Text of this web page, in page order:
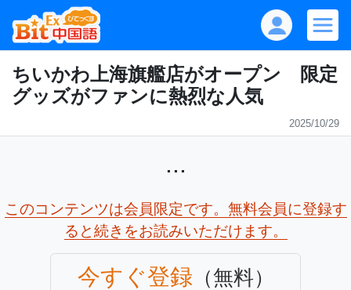
ちいかわ上海旗艦店がオープン 限定
グッズがファンに熱烈な人気
2025/10/29
...
このコンテンツは会員限定です。無料会員に登録す
ると続きをお読みいただけます。
今すぐ登録 （無料）